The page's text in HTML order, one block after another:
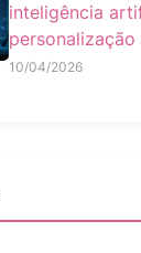
inteligência
personalização
10/04/2026